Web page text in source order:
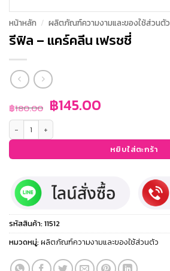
หน้าหลัก / ผลิตภัณฑ์ความงามและของใช้ส่วนตัว
รีฟิล – แคร์คลีน เฟรชชี่
฿180.00 Original
price
was:
฿145.00Current
฿145.00.
จำนวน รีฟิล - แคร์คลีน เฟรชชี่ ชิ้น
หยิบใส่ตะกร้า
รหัสสินค้า:11512
หมวดหมู่:ผลิตภัณฑ์ความงามและของใช้ส่วนตัว